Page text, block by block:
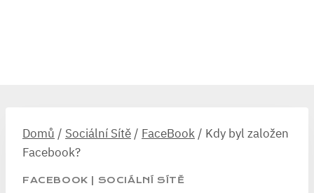
Domů / Sociální Sítě / FaceBook / Kdy byl založen
Facebook?
FACEBOOK SOCIÁLNÍ SÍTĚ